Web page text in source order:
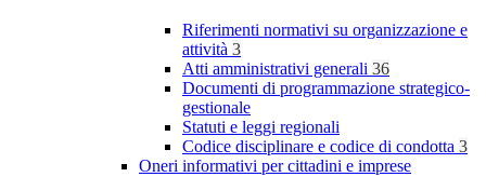
Riferimenti normativi su organizzazione e
attività 3
Atti amministrativi generali 36
Documenti di programmazione strategico-
gestionale
Statuti e leggi regionali
Codice disciplinare e codice di condotta 3
Oneri informativi per cittadini e imprese